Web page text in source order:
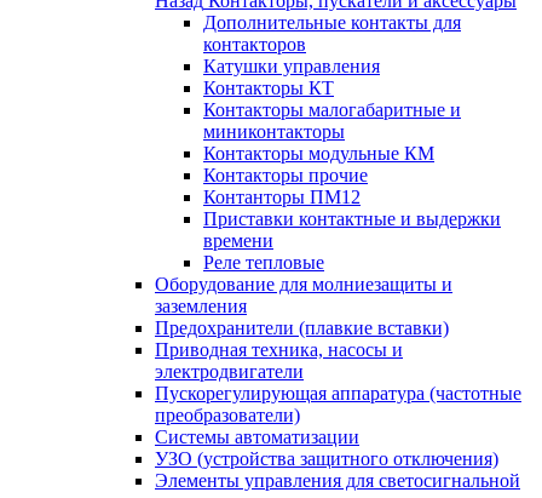
Дополнительные контакты для
контакторов
Катушки управления
Контакторы КТ
Контакторы малогабаритные и
миниконтакторы
Контакторы модульные КМ
Контакторы прочие
Контанторы ПМ12
Приставки контактные и выдержки
времени
Реле тепловые
Оборудование для молниезащиты и
заземления
Предохранители (плавкие вставки)
Приводная техника, насосы и
электродвигатели
Пускорегулирующая аппаратура (частотные
преобразователи)
Системы автоматизации
УЗО (устройства защитного отключения)
Элементы управления для светосигнальной